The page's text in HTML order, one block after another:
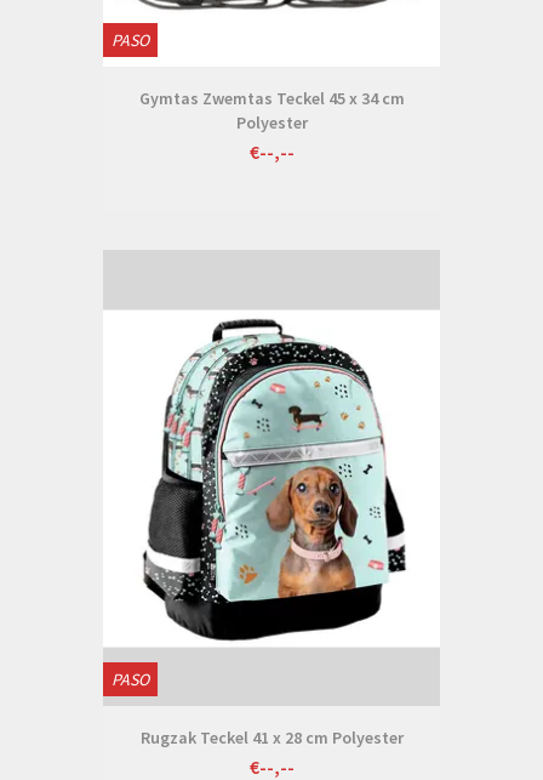
PASO
Gymtas Zwemtas Teckel 45 x 34 cm
Polyester
€--,--
PASO
Rugzak Teckel 41 x 28 cm Polyester
€--,--